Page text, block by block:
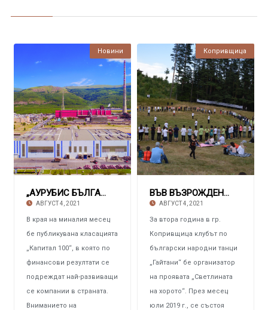
Новини
„АУРУБИС БЪЛГАРИЯ“ На първо в страната в кла
АВГУСТ 4, 2021
В края на миналия месец
бе публикувана класацията
„Капитал 100“, в която по
финансови резултати се
подреждат най-развиващи
се компании в страната.
Вниманието на
Копривщица
ВЪВ ВЪЗРОЖДЕНСКИЯ ГРАД И НА „ВОЙВОДЕНЕЦ“ Изл
АВГУСТ 4, 2021
За втора година в гр.
Копривщица клубът по
български народни танци
„Гайтани“ бе организатор
на проявата „Светлината
на хорото“. През месец
юли 2019 г., се състоя